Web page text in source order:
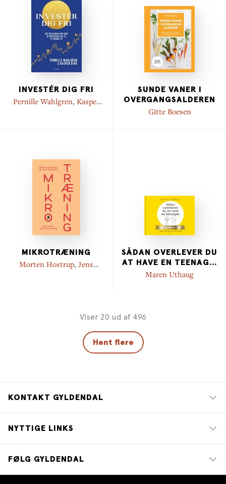
INVESTÉR DIG FRI
Pernille Wahlgren, Kasper
SUNDE VANER I
OVERGANGSALDEREN
Gitte Boesen
MIKROTRÆNING
Morten Hostrup, Jens
SÅDAN OVERLEVER DU
AT HAVE EN TEENAG...
Maren Uthaug
Viser 20 ud af 496
Hent flere
KONTAKT GYLDENDAL
NYTTIGE LINKS
FØLG GYLDENDAL